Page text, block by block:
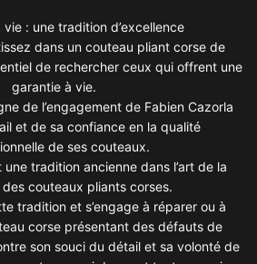
: une tradition d’excellence
dans un couteau pliant corse de
de rechercher ceux qui offrent une
garantie à vie.
de l’engagement de Fabien Cazorla
et de sa confiance en la qualité
de ses couteaux.
tradition ancienne dans l’art de la
couteaux pliants corses.
tradition et s’engage à réparer ou à
corse présentant des défauts de
son souci du détail et sa volonté de